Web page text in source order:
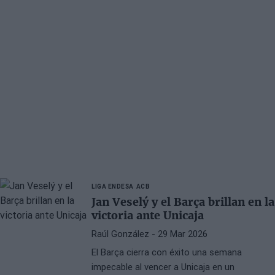
LIGA ENDESA ACB
Jan Veselý y el Barça brillan en la
victoria ante Unicaja
Raúl González - 29 Mar 2026
El Barça cierra con éxito una semana
impecable al vencer a Unicaja en un